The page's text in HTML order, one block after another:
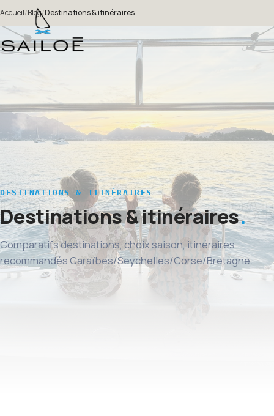
Accueil/Blog/Destinations & itinéraires
DESTINATIONS & ITINÉRAIRES
Destinations & itinéraires
Comparatifs destinations, choix saison, itinéraires
recommandés Caraïbes/Seychelles/Corse/Bretagne.